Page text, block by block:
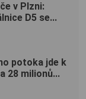
v Plzni:
D5 se...
potoka jde k
28 milionů...